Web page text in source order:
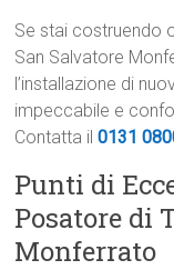
Se stai costruendo
San Salvatore
l’installazione di
impeccabile e
Contatta il0131
Punti di
Posatore di
Monferrato